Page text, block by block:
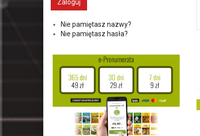
Nie pamiętasz nazwy?
Nie pamiętasz hasła?